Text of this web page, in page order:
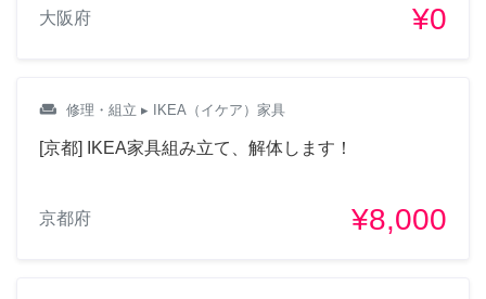
大阪府 ¥0
weekend 修理・組立 ▸ IKEA（イケア）家具
[京都] IKEA家具組み立て、解体します！
京都府 ¥8,000